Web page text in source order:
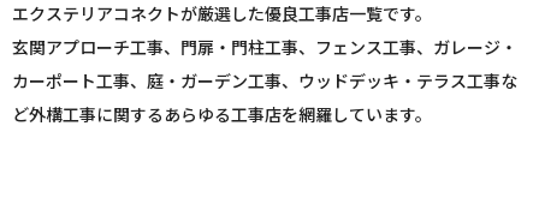
エクステリアコネクトが厳選した優良工事店一覧です。
玄関アプローチ工事、門扉・門柱工事、フェンス工事、ガレージ・
カーポート工事、庭・ガーデン工事、ウッドデッキ・テラス工事な
ど外構工事に関するあらゆる工事店を網羅しています。